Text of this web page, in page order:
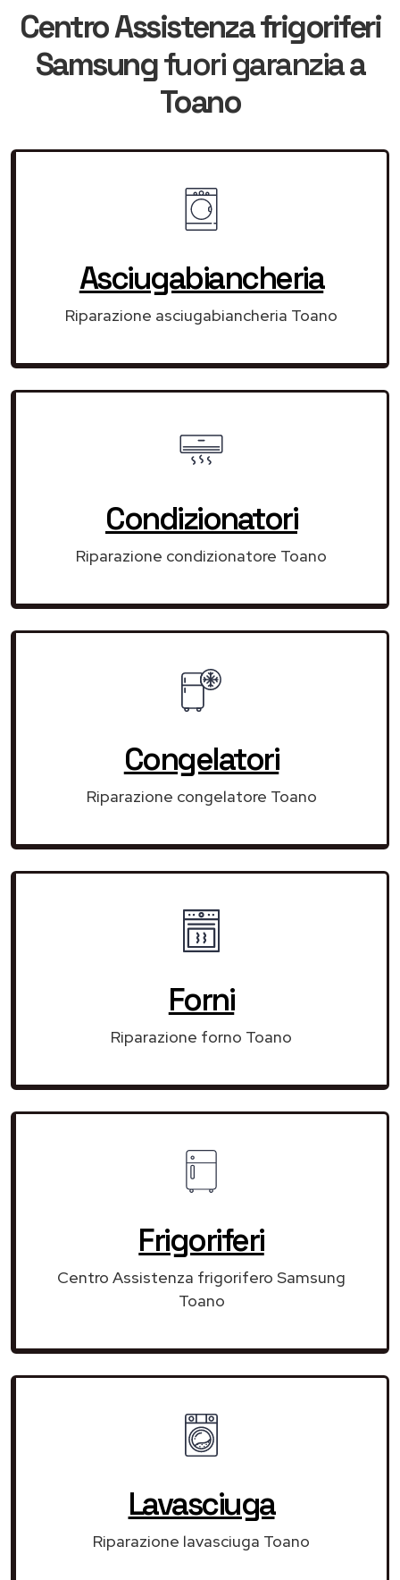
Centro Assistenza frigoriferi
Samsungfuori garanziaa
Toano
Asciugabiancheria
Riparazione asciugabiancheria Toano
Condizionatori
Riparazione condizionatore Toano
Congelatori
Riparazione congelatore Toano
Forni
Riparazione forno Toano
Frigoriferi
Centro Assistenza frigorifero Samsung
Toano
Lavasciuga
Riparazione lavasciuga Toano